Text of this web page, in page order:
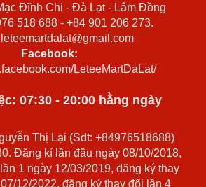
Đĩnh Chi - Đà Lạt - Lâm Đồng
518 688 - +84 901 206 273.
leteemartdalat@gmail.com
Facebook:
LeteeMartDaLat/
07:30 - 20:00 hằng ngày
Thị Lại (Sdt: +84976518688)
Đăng kí lần đầu ngày 08/10/2018,
1 ngày 12/03/2019, đăng ký thay
12/2022, đăng ký thay đổi lần 4